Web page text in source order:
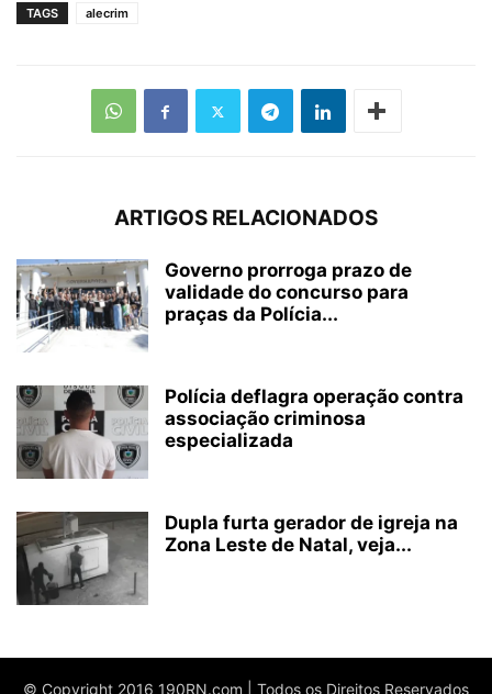
TAGS alecrim
ARTIGOS RELACIONADOS
Governo prorroga prazo de
validade do concurso para
praças da Polícia...
Polícia deflagra operação contra
associação criminosa
especializada
Dupla furta gerador de igreja na
Zona Leste de Natal, veja...
© Copyright 2016 190RN.com | Todos os Direitos Reservados